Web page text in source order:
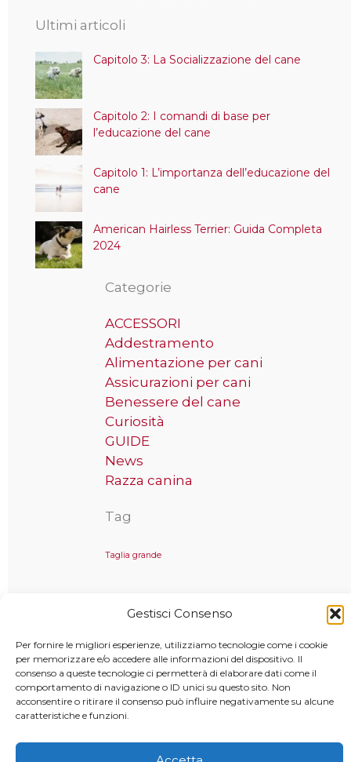
Gestisci Consenso
Per fornire le migliori esperienze, utilizziamo tecnologie come i cookie
per memorizzare e/o accedere alle informazioni del dispositivo. Il
consenso a queste tecnologie ci permetterà di elaborare dati come il
comportamento di navigazione o ID unici su questo sito. Non
acconsentire o ritirare il consenso può influire negativamente su alcune
caratteristiche e funzioni.
Ultimi articoli
Capitolo 3: La Socializzazione del cane
Capitolo 2: I comandi di base per
l’educazione del cane
Capitolo 1: L’importanza dell’educazione del
cane
American Hairless Terrier: Guida Completa
2024
Categorie
ACCESSORI
Addestramento
Alimentazione per cani
Assicurazioni per cani
Benessere del cane
Curiosità
GUIDE
News
Razza canina
Tag
Taglia grande
riservati